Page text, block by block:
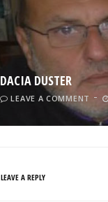
DACIA DUSTER
LEAVE A COMMENT
LEAVE A REPLY